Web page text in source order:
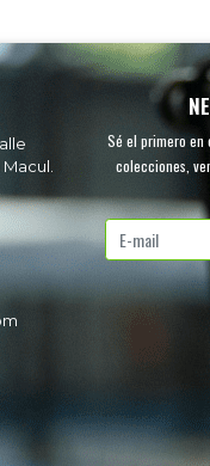
Sé el primero en
colecciones,